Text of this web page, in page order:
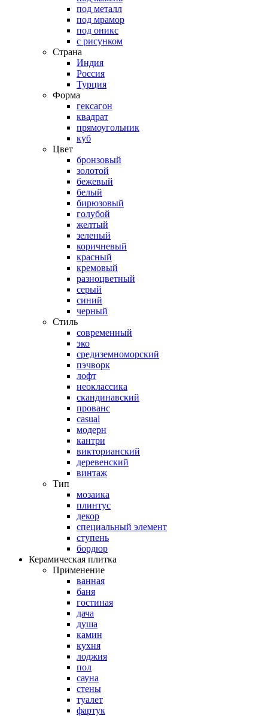
под металл
под мрамор
под оникс
с рисунком
Страна
Индия
Россия
Турция
Форма
гексагон
квадрат
прямоугольник
куб
Цвет
бронзовый
золотой
бежевый
белый
бирюзовый
голубой
желтый
зеленый
коричневый
красный
кремовый
разноцветный
серый
синий
черный
Стиль
современный
эко
средиземноморский
пэчворк
лофт
неоклассика
скандинавский
прованс
casual
модерн
кантри
викторианский
деревенский
винтаж
Тип
мозаика
плинтус
декор
специальный элемент
ступень
бордюр
Керамическая плитка
Применение
ванная
баня
гостиная
дача
душа
камин
кухня
лоджия
пол
сауна
стены
туалет
фартук